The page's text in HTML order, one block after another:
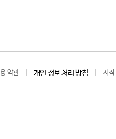
약관 개인 정보 처리 방침 저